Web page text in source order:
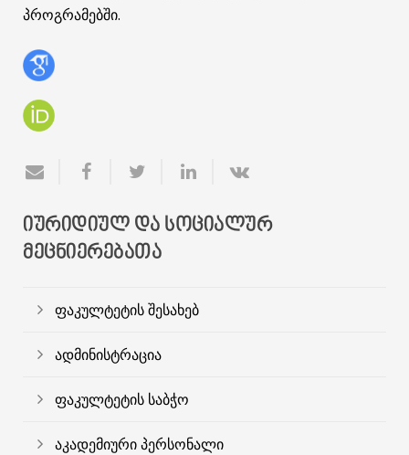
პროგრამებში.
ᲘᲣᲠᲘᲓᲘᲣᲚ ᲓᲐ ᲡᲝᲪᲘᲐᲚᲣᲠ
ᲛᲔᲪᲜᲘᲔᲠᲔᲑᲐᲗᲐ
ფაკულტეტის შესახებ
ადმინისტრაცია
ფაკულტეტის საბჭო
აკადემიური პერსონალი